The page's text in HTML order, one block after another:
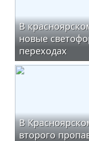
В
новые
переходах
В
второго